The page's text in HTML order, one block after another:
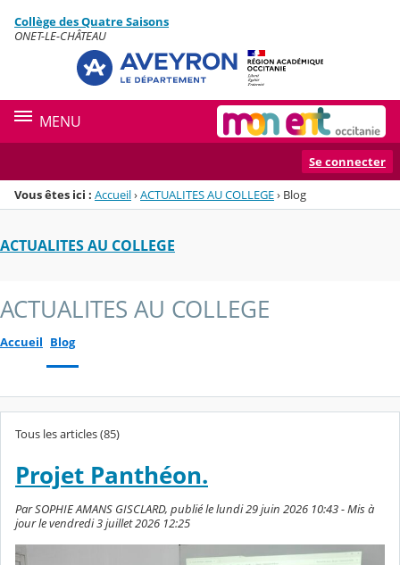
Menu de la rubrique
Contenu
Collège des Quatre Saisons
ONET-LE-CHÂTEAU
MENU
Se connecter
Vous êtes ici : Accueil›ACTUALITES AU COLLEGE› Blog
ACTUALITES AU COLLEGE
ACTUALITES AU COLLEGE
Accueil Blog
Tous les articles (85)
Projet Panthéon.
Par SOPHIE AMANS GISCLARD, publié le lundi 29 juin 2026 10:43 - Mis à
jour le vendredi 3 juillet 2026 12:25